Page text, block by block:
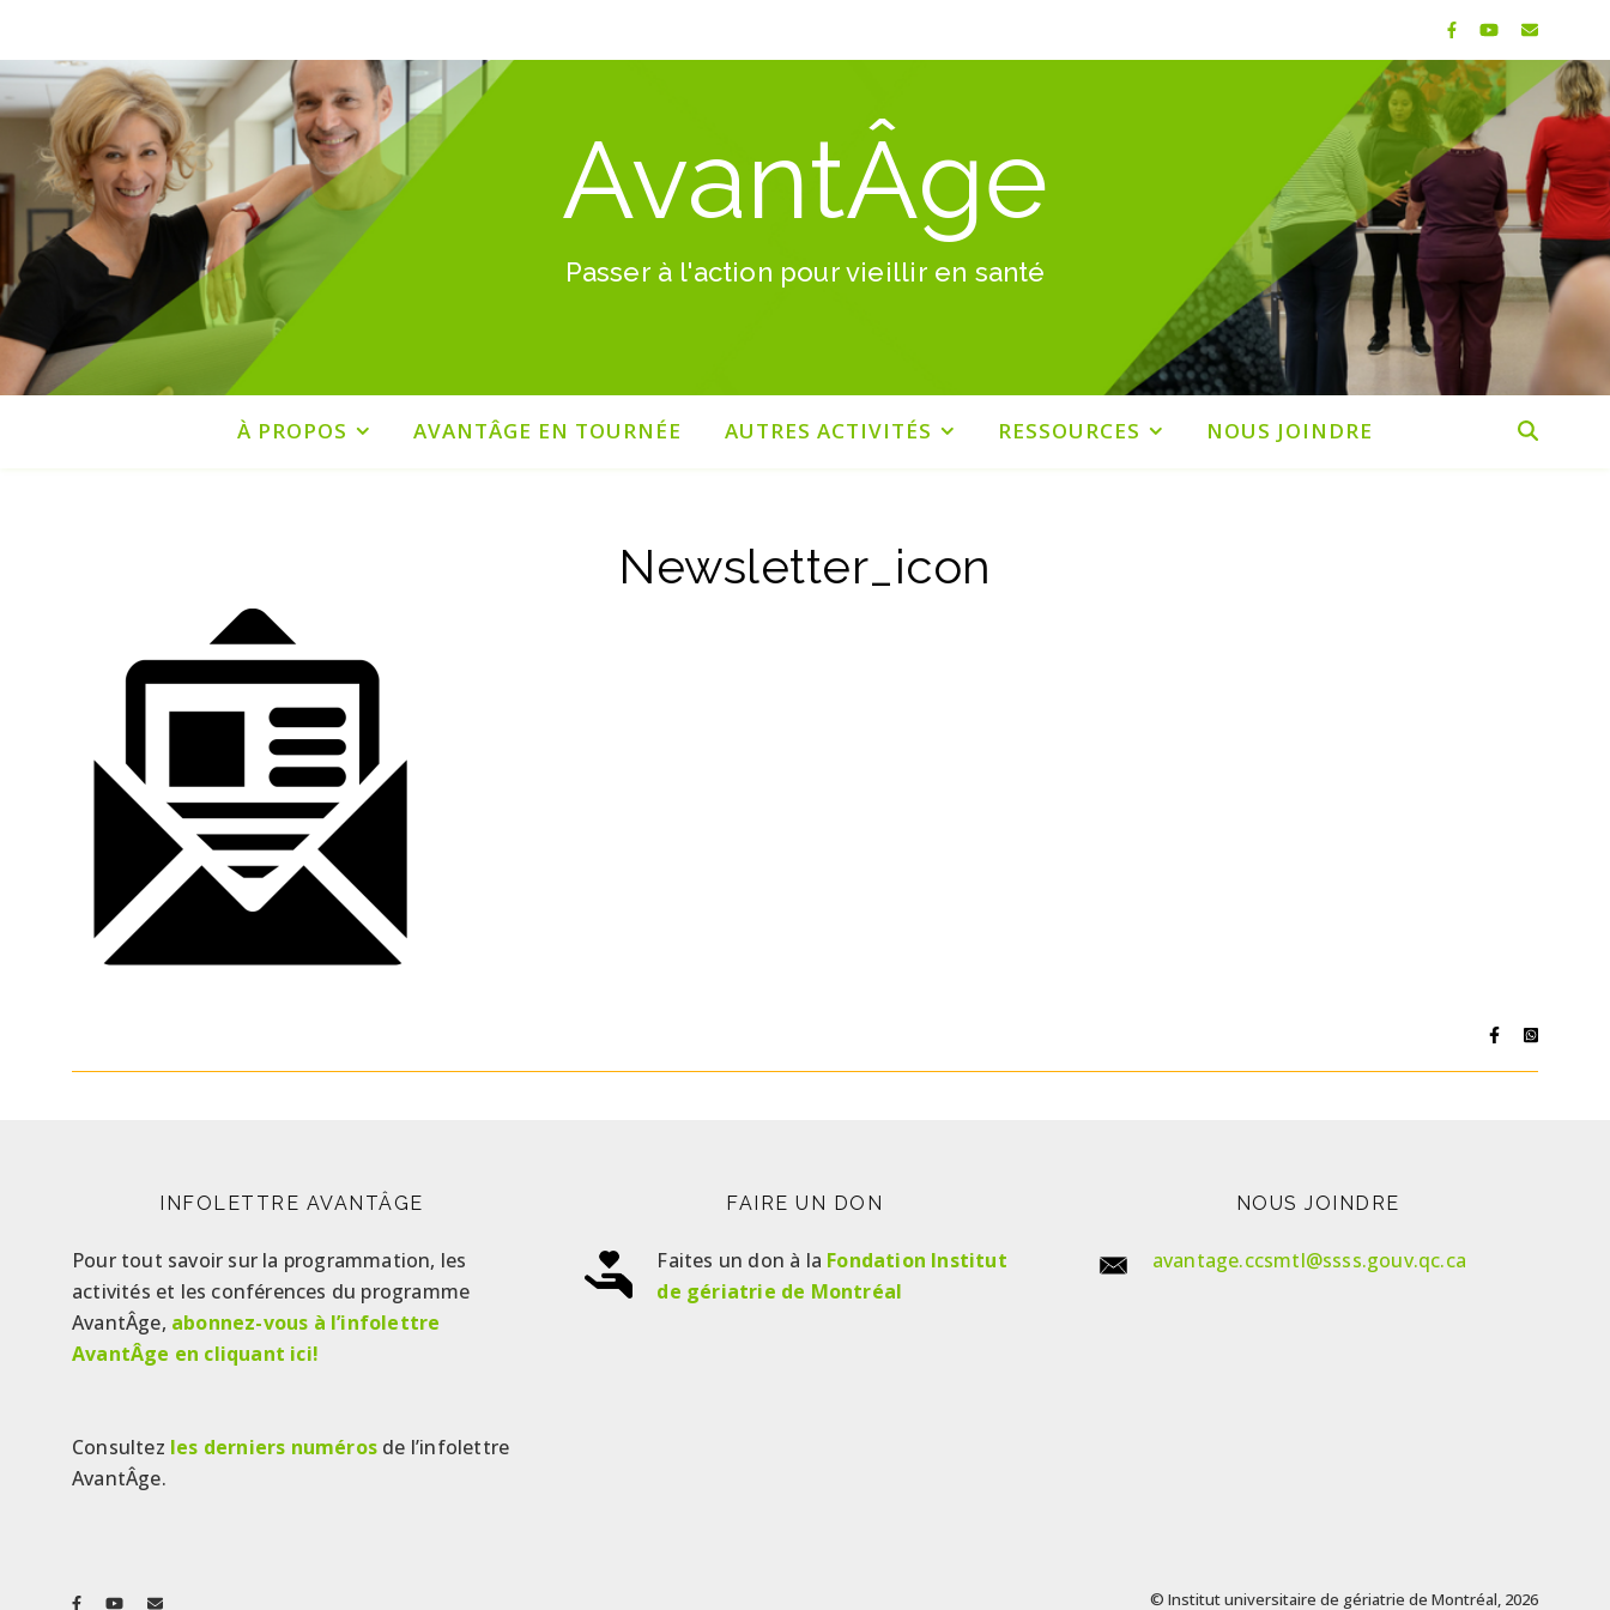
AvantÂge
Passer à l'action pour vieillir en santé
À PROPOS AVANTÂGE EN TOURNÉE AUTRES ACTIVITÉS RESSOURCES NOUS JOINDRE
Newsletter_icon
INFOLETTRE AVANTÂGE
Pour tout savoir sur la programmation, les
activités et les conférences du programme
AvantÂge, abonnez-vous à l’infolettre
AvantÂge en cliquant ici!
Consultez les derniers numéros de l’infolettre
AvantÂge.
FAIRE UN DON
Faites un don à la Fondation Institut
de gériatrie de Montréal
NOUS JOINDRE
avantage.ccsmtl@ssss.gouv.qc.ca
© Institut universitaire de gériatrie de Montréal, 2026